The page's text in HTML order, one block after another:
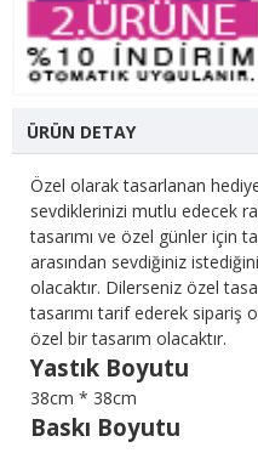
ÜRÜN DETAY
Özel olarak tasarlanan
sevdiklerinizi mutlu edecek
tasarımı ve özel günler için
arasından sevdiğiniz
olacaktır. Dilerseniz özel
tasarımı tarif ederek sipariş
özel bir tasarım olacaktır.
Yastık Boyutu
38cm * 38cm
Baskı Boyutu